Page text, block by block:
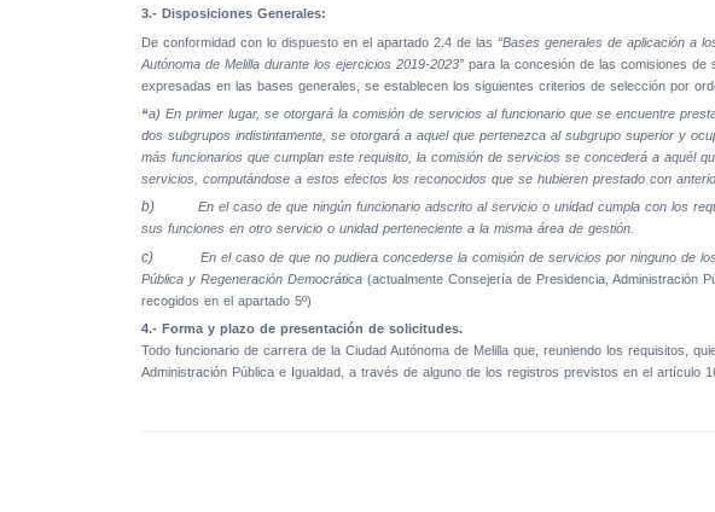
3.- Disposiciones Generales:
De conformidad con lo dispuesto en el apartado 2.4 de las “Bases generales de aplicación a
Autónoma de Melilla durante los ejercicios 2019-2023” para la concesión de las comisiones
expresadas en las bases generales, se establecen los siguientes criterios de selección por
“a) En primer lugar, se otorgará la comisión de servicios al funcionario que se encuentre
dos subgrupos indistintamente, se otorgará a aquel que pertenezca al subgrupo superior y
más funcionarios que cumplan este requisito, la comisión de servicios se concederá a aquél
servicios, computándose a estos efectos los reconocidos que se hubieren prestado con
b)
En el caso de que ningún funcionario adscrito al servicio o unidad cumpla con los
sus funciones en otro servicio o unidad perteneciente a la misma área de gestión.
c)
En el caso de que no pudiera concederse la comisión de servicios por ninguno de
Pública y Regeneración Democrática (actualmente Consejería de Presidencia, Administración
recogidos en el apartado 5º)
4.- Forma y plazo de presentación de solicitudes.
Todo funcionario de carrera de la Ciudad Autónoma de Melilla que, reuniendo los requisitos,
Administración Pública e Igualdad, a través de alguno de los registros previstos en el artículo